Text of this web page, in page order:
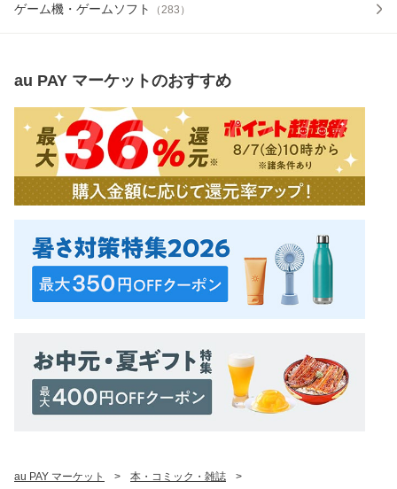
ゲーム機・ゲームソフト （283 ）
au PAY マーケットのおすすめ
au PAY マーケット > 本・コミック・雑誌
>